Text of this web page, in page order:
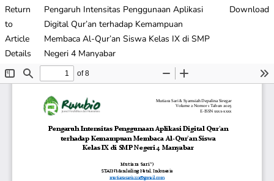
Return
to
Article
Details
Pengaruh Intensitas Penggunaan Aplikasi
Digital Qur’an terhadap Kemampuan
Membaca Al-Qur’an Siswa Kelas IX di SMP
Negeri 4 Manyabar
Download